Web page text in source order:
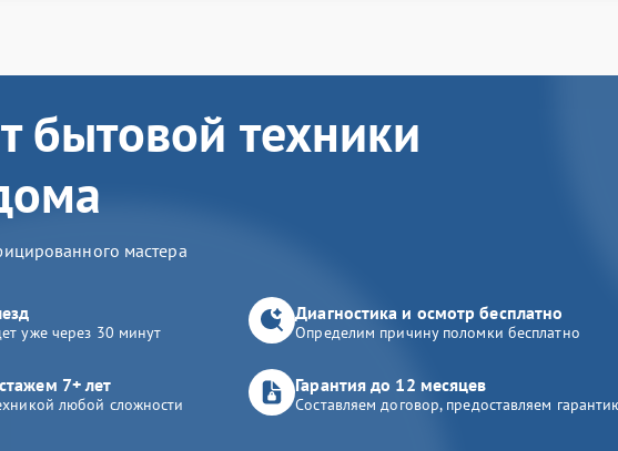
бытовой техники
мастера
уже через 30 минут
Диагностика и осмотр бесплатно
Определим причину поломки бесплатно
7+ лет
любой сложности
Гарантия до 12 месяцев
Составляем договор, предоставляем